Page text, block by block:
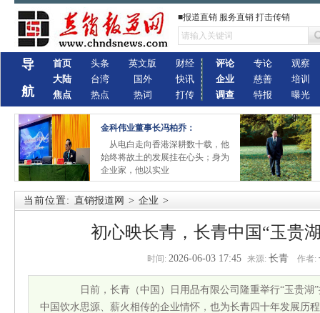
■报道直销 服务直销 打击传销
导
航
首页
大陆
焦点
头条
台湾
热点
英文版
国外
热词
财经
快讯
打传
评论
企业
调查
专论
慈善
特报
观察
培训
曝光
金科伟业董事长冯柏乔：
从电白走向香港深耕数十载，他
始终将故土的发展挂在心头；身为
企业家，他以实业
当前位置: 直销报道网 > 企业 >
初心映长青，长青中国“玉贵
时间: 2026-06-03 17:45 来源: 长青 作者:
日前，长青（中国）日用品有限公司隆重举行“玉贵湖”
中国饮水思源、薪火相传的企业情怀，也为长青四十年发展历